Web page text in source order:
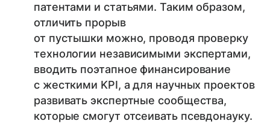
патентами и статьями. Таким образом,
отличить прорыв
от пустышки можно, проводя проверку
технологии независимыми экспертами,
вводить поэтапное финансирование
с жесткими KPI, а для научных проектов
развивать экспертные сообщества,
которые смогут отсеивать псевдонауку.